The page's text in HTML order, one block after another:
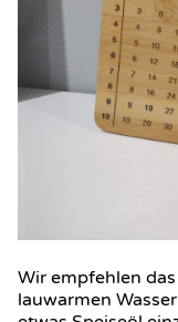
Du bist auf der
Einschulung,
Dieses
Geschenk.
100% Bambus,
Maße: ca. 22 x 14
Wir empfehlen
lauwarmen